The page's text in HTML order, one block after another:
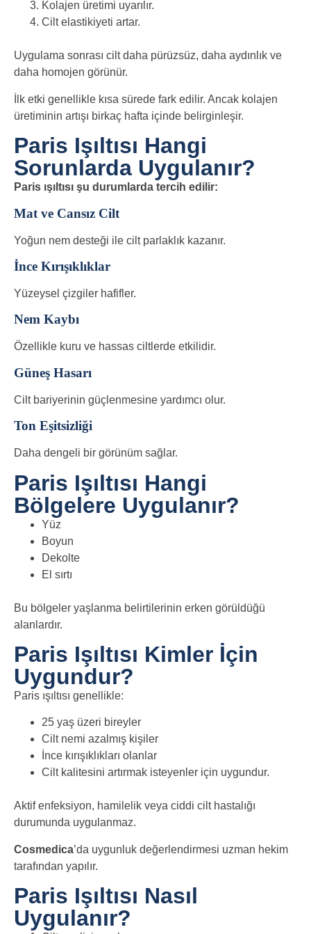
Kolajen üretimi uyarılır.
Cilt elastikiyeti artar.
Uygulama sonrası cilt daha pürüzsüz, daha aydınlık ve
daha homojen görünür.
İlk etki genellikle kısa sürede fark edilir. Ancak kolajen
üretiminin artışı birkaç hafta içinde belirginleşir.
Paris Işıltısı Hangi
Sorunlarda Uygulanır?
Paris ışıltısı şu durumlarda tercih edilir:
Mat ve Cansız Cilt
Yoğun nem desteği ile cilt parlaklık kazanır.
İnce Kırışıklıklar
Yüzeysel çizgiler hafifler.
Nem Kaybı
Özellikle kuru ve hassas ciltlerde etkilidir.
Güneş Hasarı
Cilt bariyerinin güçlenmesine yardımcı olur.
Ton Eşitsizliği
Daha dengeli bir görünüm sağlar.
Paris Işıltısı Hangi
Bölgelere Uygulanır?
Yüz
Boyun
Dekolte
El sırtı
Bu bölgeler yaşlanma belirtilerinin erken görüldüğü
alanlardır.
Paris Işıltısı Kimler İçin
Uygundur?
Paris ışıltısı genellikle:
25 yaş üzeri bireyler
Cilt nemi azalmış kişiler
İnce kırışıklıkları olanlar
Cilt kalitesini artırmak isteyenler için uygundur.
Aktif enfeksiyon, hamilelik veya ciddi cilt hastalığı
durumunda uygulanmaz.
Cosmedica’da uygunluk değerlendirmesi uzman hekim
tarafından yapılır.
Paris Işıltısı Nasıl
Uygulanır?